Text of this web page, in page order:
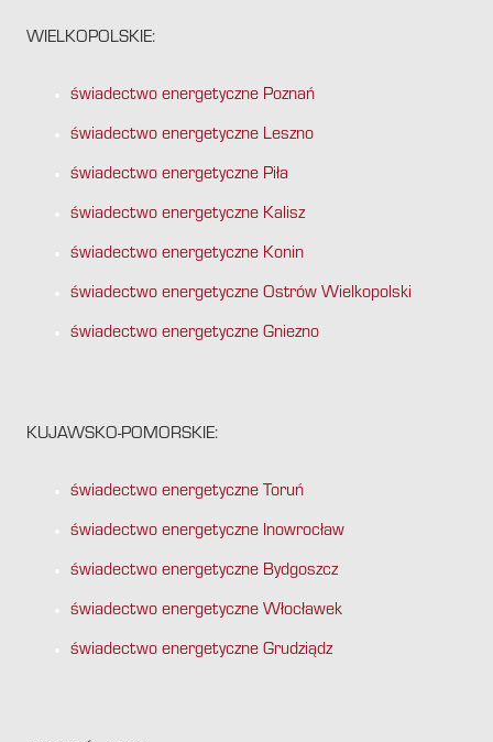
WIELKOPOLSKIE:
świadectwo energetyczne Poznań
świadectwo energetyczne Leszno
świadectwo energetyczne Piła
świadectwo energetyczne Kalisz
świadectwo energetyczne Konin
świadectwo energetyczne Ostrów Wielkopolski
świadectwo energetyczne Gniezno
KUJAWSKO-POMORSKIE:
świadectwo energetyczne Toruń
świadectwo energetyczne Inowrocław
świadectwo energetyczne Bydgoszcz
świadectwo energetyczne Włocławek
świadectwo energetyczne Grudziądz